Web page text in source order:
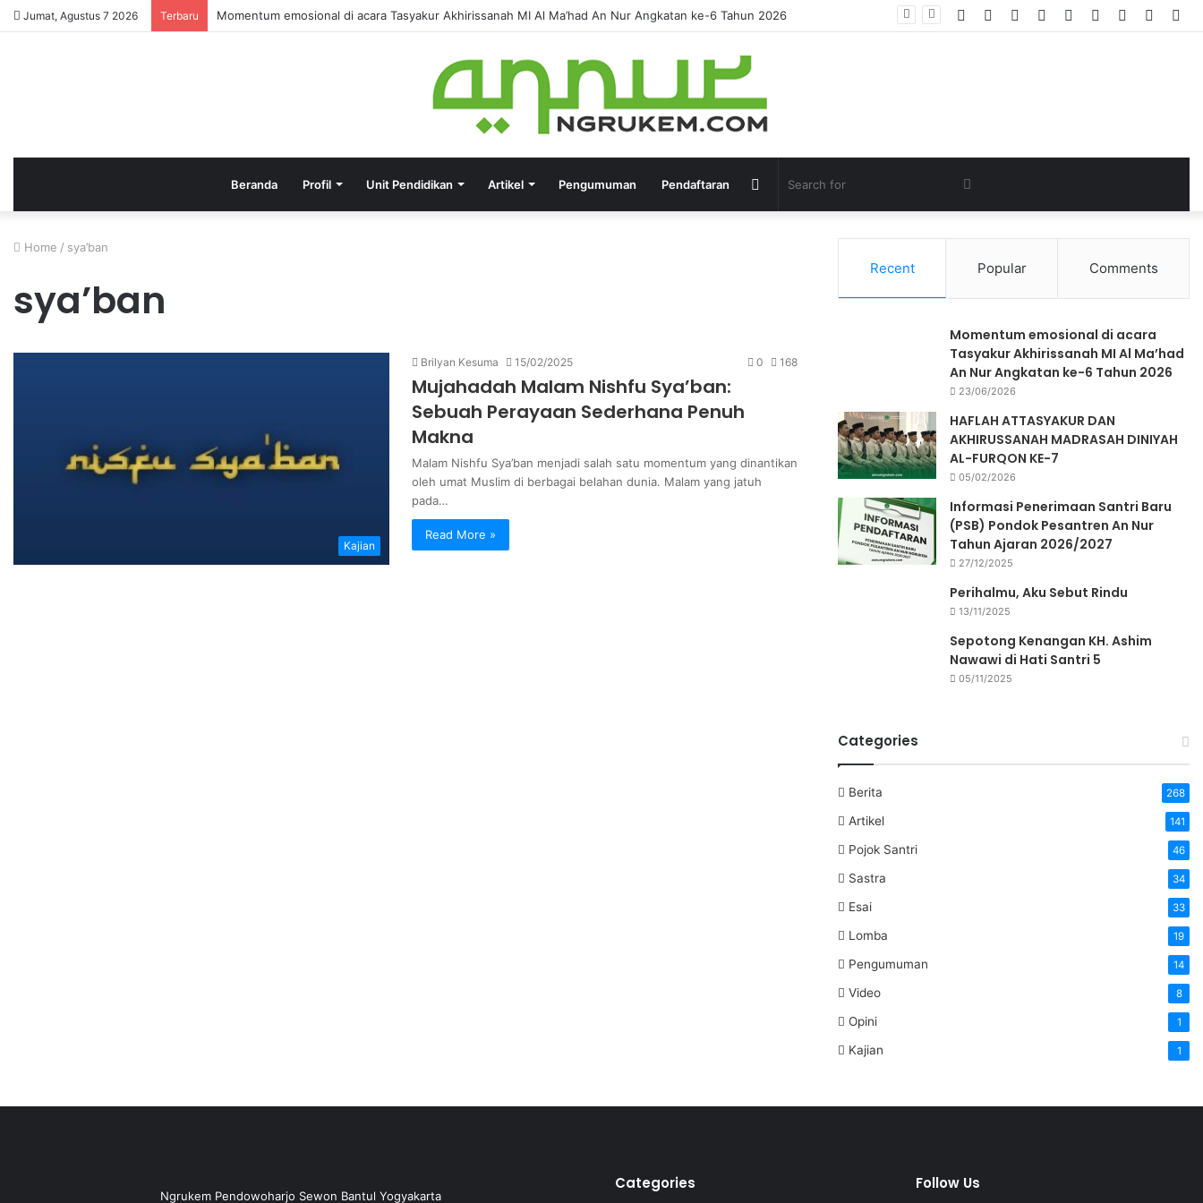
Jumat, Agustus 7 2026 Terbaru Momentum emosional di acara Tasyakur Akhirissanah MI Al Ma’had An Nur Angkatan ke-6 Tahun 2026
Beranda Profil Unit Pendidikan Artikel Pengumuman Pendaftaran
Home / sya’ban
sya’ban
Kajian
Brilyan Kesuma 15/02/2025 0 168
Mujahadah Malam Nishfu Sya’ban:
Sebuah Perayaan Sederhana Penuh
Makna
Malam Nishfu Sya’ban menjadi salah satu momentum yang dinantikan
oleh umat Muslim di berbagai belahan dunia. Malam yang jatuh
pada…
Read More »
Recent Popular Comments
Momentum emosional di acara
Tasyakur Akhirissanah MI Al Ma’had
An Nur Angkatan ke-6 Tahun 2026
23/06/2026
HAFLAH ATTASYAKUR DAN
AKHIRUSSANAH MADRASAH DINIYAH
AL-FURQON KE-7
05/02/2026
Informasi Penerimaan Santri Baru
(PSB) Pondok Pesantren An Nur
Tahun Ajaran 2026/2027
27/12/2025
Perihalmu, Aku Sebut Rindu
13/11/2025
Sepotong Kenangan KH. Ashim
Nawawi di Hati Santri 5
05/11/2025
Categories
Berita 268
Artikel 141
Pojok Santri 46
Sastra 34
Esai 33
Lomba 19
Pengumuman 14
Video 8
Opini 1
Kajian 1
Ngrukem Pendowoharjo Sewon Bantul Yogyakarta
Categories Follow Us